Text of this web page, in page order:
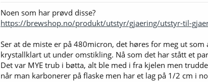
Noen som har prøvd disse?
https://brewshop.no/produkt/utstyr/gjaering/utstyr-til-
Ser at de miste er på 480micron, det høres for meg ut
krystallklart ut under omstikling. Nå som det har stått et
Det var MYE trub i bøtta, alt ble med i fra kjelen men
når man karbonerer på flaske men har et lag på 1/2 cm i